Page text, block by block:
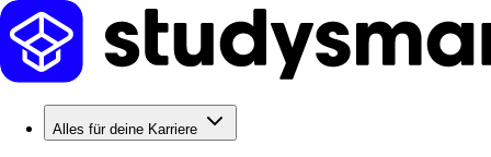
Alles für deine Karriere